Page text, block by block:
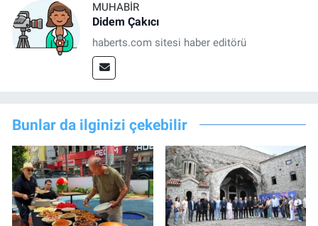
MUHABIR
Didem Çakıcı
haberts.com sitesi haber editörü
Bunlar da ilginizi çekebilir